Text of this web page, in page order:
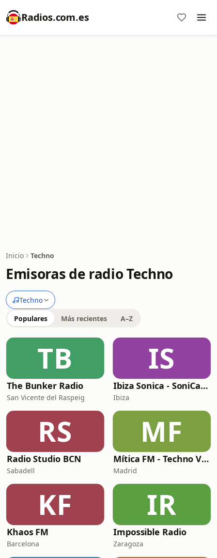
Radios.com.es
Inicio Techno
Emisoras de radio Techno
Techno
Populares Más recientes A–Z
TB
The Bunker Radio
San Vicente del Raspeig
IS
Ibiza Sonica - SoniCalm
Ibiza
RS
Radio Studio BCN
Sabadell
MF
Mítica FM - Techno Valencia 90 A 99
Madrid
KF
Khaos FM
Barcelona
IR
Impossible Radio
Zaragoza